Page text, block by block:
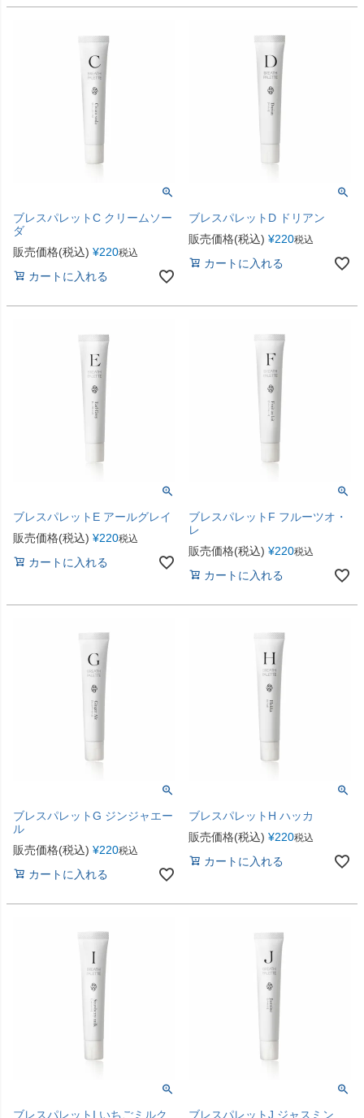
ブレスパレットC クリームソー
ダ
販売価格(税込) ¥220税込
カートに入れる
ブレスパレットD ドリアン
販売価格(税込) ¥220税込
カートに入れる
ブレスパレットE アールグレイ
販売価格(税込) ¥220税込
カートに入れる
ブレスパレットF フルーツオ・
レ
販売価格(税込) ¥220税込
カートに入れる
ブレスパレットG ジンジャエー
ル
販売価格(税込) ¥220税込
カートに入れる
ブレスパレットH ハッカ
販売価格(税込) ¥220税込
カートに入れる
ブレスパレットI いちごミルク ブレスパレットJ ジャスミン